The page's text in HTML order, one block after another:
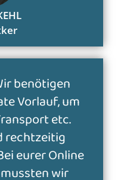
benötigen
Vorlauf, um
etc.
rechtzeitig
eurer Online
wir